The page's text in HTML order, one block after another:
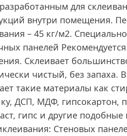
для
внутри помещения.
– 45 кг/м2.
панелей
Склеивает
чистый, без запаха.
такие материалы как
ДСП, МДФ, гипсокартон,
гипс и другие
Стеновых